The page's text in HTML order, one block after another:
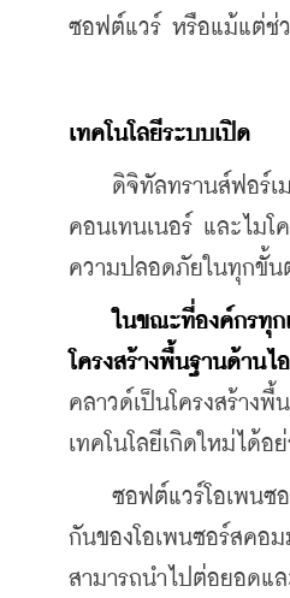
ซอฟต์แวร์ หรือแม้แต่ช่
เทคโนโลยีระบบเปิด
ดิจิทัลทรานส์ฟอร์เมชั
คอนเทนเนอร์ และไม
ความปลอดภัยในทุกขั้น
ในขณะที่องค์กรทุ
โครงสร้างพื้นฐานด้าน
คลาวด์เป็นโครงสร้าง
เทคโนโลยีเกิดใหม่ได้อ
ซอฟต์แวร์โอเพนซอร์
กันของโอเพนซอร์สคอ
สามารถนำไปต่อยอดแ